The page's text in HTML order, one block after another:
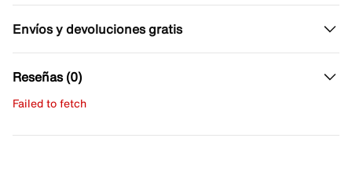
Envíos y devoluciones gratis
Reseñas (0)
Failed to fetch